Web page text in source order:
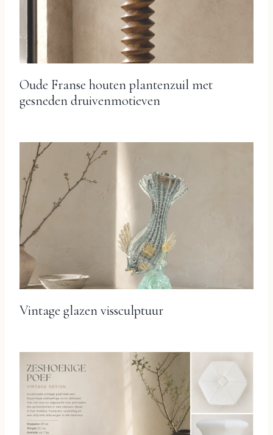
Oude Franse houten plantenzuil met
gesneden druivenmotieven
Vintage glazen vissculptuur